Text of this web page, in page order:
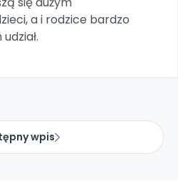
a i rodzice bardzo
wpis